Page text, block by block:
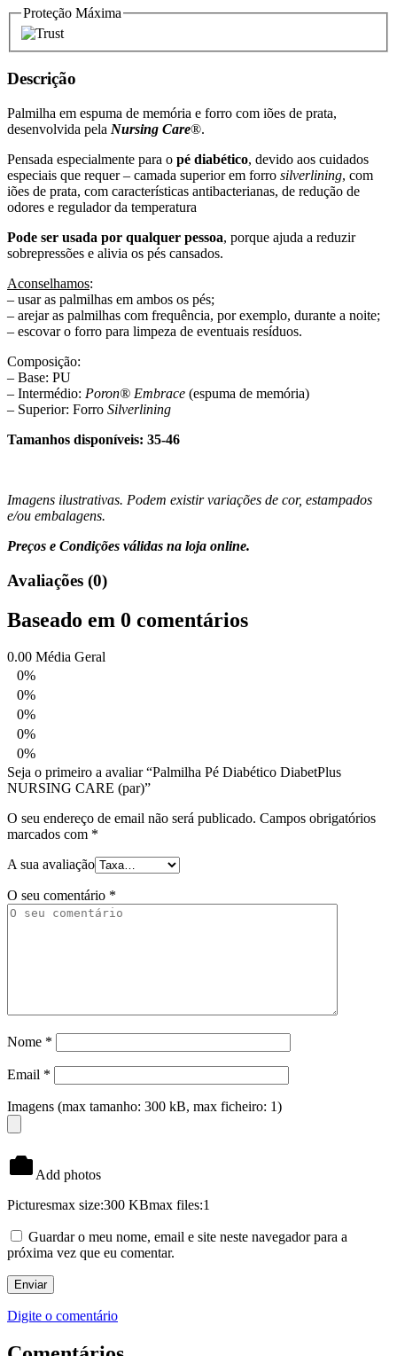
Proteção Máxima
Descrição
Palmilha em espuma de memória e forro com iões de prata,
desenvolvida pela Nursing Care®.
Pensada especialmente para o pé diabético, devido aos cuidados
especiais que requer – camada superior em forro silverlining, com
iões de prata, com características antibacterianas, de redução de
odores e regulador da temperatura
Pode ser usada por qualquer pessoa, porque ajuda a reduzir
sobrepressões e alivia os pés cansados.
Aconselhamos:
– usar as palmilhas em ambos os pés;
– arejar as palmilhas com frequência, por exemplo, durante a noite;
– escovar o forro para limpeza de eventuais resíduos.
Composição:
– Base: PU
– Intermédio: Poron® Embrace (espuma de memória)
– Superior: Forro Silverlining
Tamanhos disponíveis: 35-46
Imagens ilustrativas. Podem existir variações de cor, estampados
e/ou embalagens.
Preços e Condições válidas na loja online.
Avaliações (0)
Baseado em 0 comentários
0.00 Média Geral
0%
0%
0%
0%
0%
Seja o primeiro a avaliar “Palmilha Pé Diabético DiabetPlus
NURSING CARE (par)”
O seu endereço de email não será publicado. Campos obrigatórios
marcados com *
A sua avaliação
O seu comentário *
Nome *
Email *
Imagens (max tamanho: 300 kB, max ficheiro: 1)
Add photos
Picturesmax size:300 KBmax files:1
Guardar o meu nome, email e site neste navegador para a
próxima vez que eu comentar.
Digite o comentário